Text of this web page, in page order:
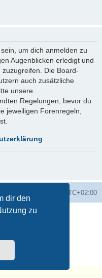
dir den
zu
um dich anmelden zu
Augenblicken erledigt und
Die Board-
auch zusätzliche
unsere
Regelungen, bevor du
jeweiligen Forenregeln,
UTC+02:00
© phpBB Limited